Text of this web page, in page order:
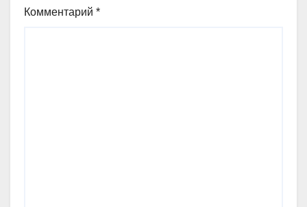
Комментарий *